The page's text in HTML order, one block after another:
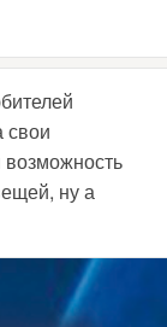
свои
ну а
российская,